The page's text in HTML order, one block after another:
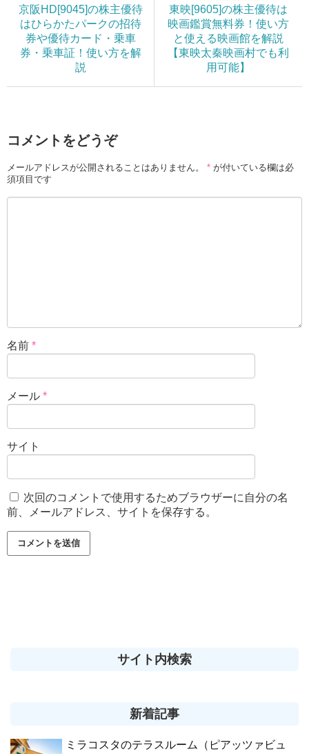
京阪HD[9045]の株主優待
はひらかたパークの招待
券や優待カード・乗車
券・乗車証！使い方を解
説
東映[9605]の株主優待は
映画鑑賞無料券！使い方
と使える映画館を解説
【東映太秦映画村でも利
用可能】
コメントをどうぞ
メールアドレスが公開されることはありません。 * が付いている欄は必
須項目です
名前 *
メール *
サイト
次回のコメントで使用するためブラウザーに自分の名
前、メールアドレス、サイトを保存する。
サイト内検索
新着記事
ミラコスタのテラスルーム（ピアッツァビュ